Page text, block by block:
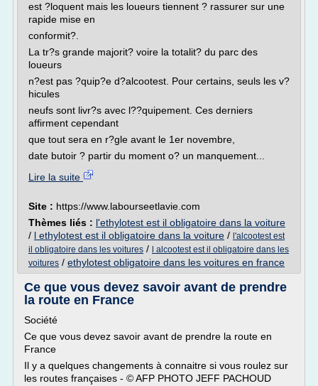
est ?loquent mais les loueurs tiennent ? rassurer sur une
rapide mise en
conformit?.
La tr?s grande majorit? voire la totalit? du parc des
loueurs
n?est pas ?quip?e d?alcootest. Pour certains, seuls les v?
hicules
neufs sont livr?s avec l??quipement. Ces derniers
affirment cependant
que tout sera en r?gle avant le 1er novembre,
date butoir ? partir du moment o? un manquement...
Lire la suite
Site : https://www.labourseetlavie.com
Thèmes liés : l'ethylotest est il obligatoire dans la voiture
/ l ethylotest est il obligatoire dans la voiture / l'alcootest est
il obligatoire dans les voitures /
l alcootest est il obligatoire dans les
voitures / ethylotest obligatoire dans les voitures en france
Ce que vous devez savoir avant de prendre
la route en France
Société
Ce que vous devez savoir avant de prendre la route en
France
Il y a quelques changements à connaitre si vous roulez sur
les routes françaises - © AFP PHOTO JEFF PACHOUD